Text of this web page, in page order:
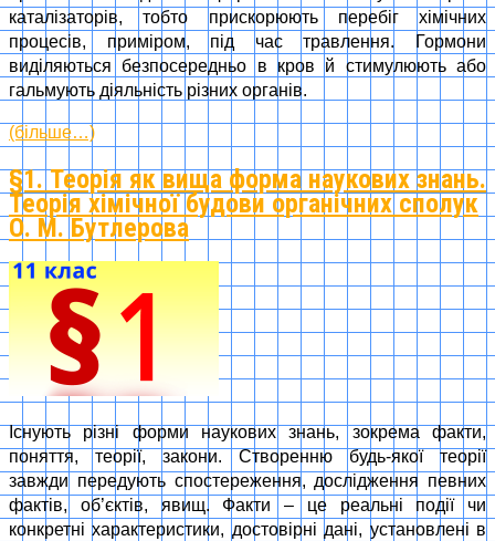
каталізаторів, тобто прискорюють перебіг хімічних
процесів, приміром, під час травлення. Гормони
виділяються безпосередньо в кров й стимулюють або
гальмують діяльність різних органів.
(більше…)
§1. Теорія як вища форма наукових знань.
Теорія хімічної будови органічних сполук
О. М. Бутлерова
Існують різні форми наукових знань, зокрема факти,
поняття, теорії, закони. Створенню будь-якої теорії
завжди передують спостереження, дослідження певних
фактів, об’єктів, явищ. Факти – це реальні події чи
конкретні характеристики, достовірні дані, установлені в